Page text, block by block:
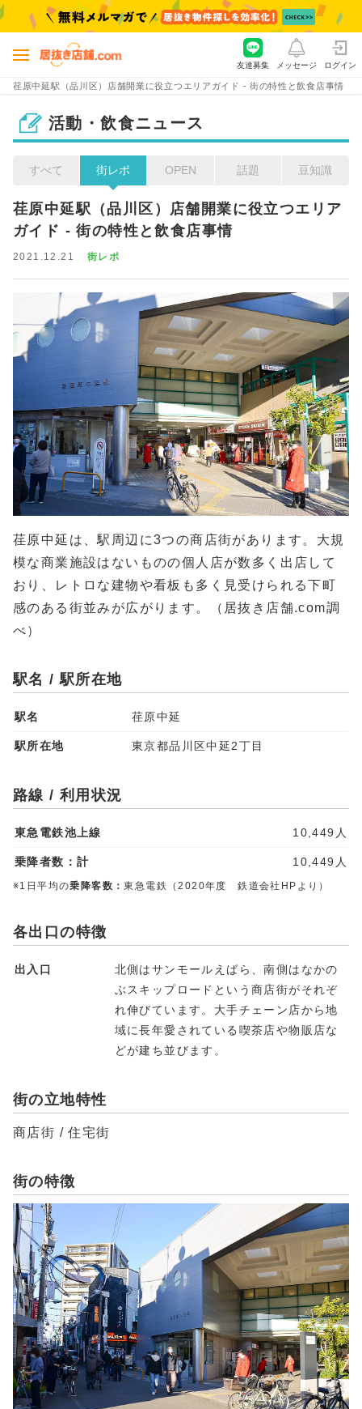
荏原中延駅（品川区）店舗開業に役立つエリアガイド - 街の特性と飲食店事情
友達募集 メッセージ ログイン
活動・飲食ニュース
すべて 街レポ OPEN 話題 豆知識
荏原中延駅（品川区）店舗開業に役立つエリア
ガイド - 街の特性と飲食店事情
2021.12.21 街レポ
荏原中延は、駅周辺に3つの商店街があります。大規
模な商業施設はないものの個人店が数多く出店して
おり、レトロな建物や看板も多く見受けられる下町
感のある街並みが広がります。（居抜き店舗.com調
べ）
駅名 / 駅所在地
駅名 荏原中延
駅所在地 東京都品川区中延2丁目
路線 / 利用状況
東急電鉄池上線 10,449人
乗降者数：計 10,449人
※1日平均の乗降客数：東急電鉄（2020年度 鉄道会社HPより）
各出口の特徴
出入口
北側はサンモールえばら、南側はなかの
ぶスキップロードという商店街がそれぞ
れ伸びています。大手チェーン店から地
域に長年愛されている喫茶店や物販店な
どが建ち並びます。
街の立地特性
商店街 / 住宅街
街の特徴